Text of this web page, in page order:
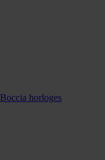
Boccia horloges